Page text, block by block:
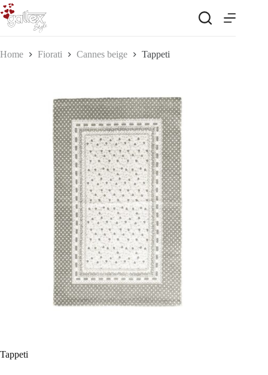
Salta
al
contenuto
Home Fiorati Cannes beige Tappeti
Tappeti